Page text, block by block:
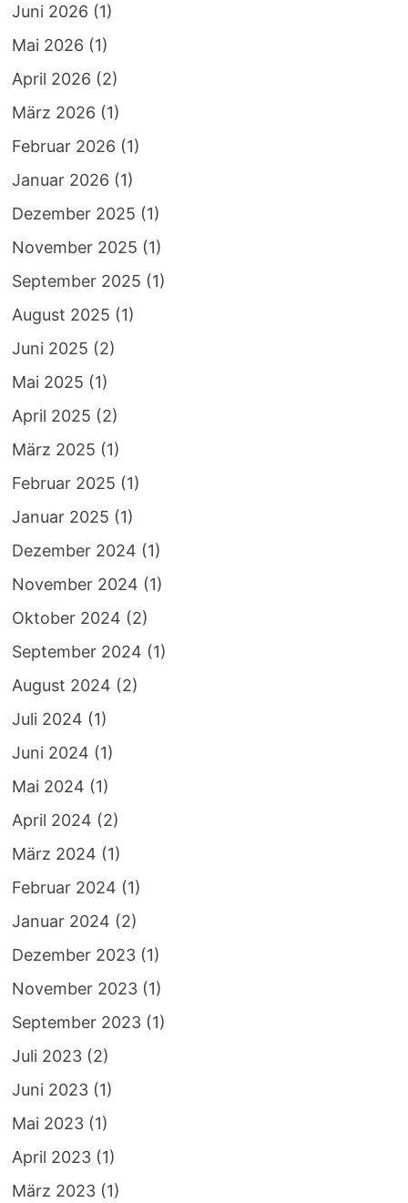
Juni 2026 (1)
Mai 2026 (1)
April 2026 (2)
März 2026 (1)
Februar 2026 (1)
Januar 2026 (1)
Dezember 2025 (1)
November 2025 (1)
September 2025 (1)
August 2025 (1)
Juni 2025 (2)
Mai 2025 (1)
April 2025 (2)
März 2025 (1)
Februar 2025 (1)
Januar 2025 (1)
Dezember 2024 (1)
November 2024 (1)
Oktober 2024 (2)
September 2024 (1)
August 2024 (2)
Juli 2024 (1)
Juni 2024 (1)
Mai 2024 (1)
April 2024 (2)
März 2024 (1)
Februar 2024 (1)
Januar 2024 (2)
Dezember 2023(1)
November 2023(1)
September 2023(1)
Juli 2023(2)
Juni 2023(1)
Mai 2023(1)
April 2023(1)
März 2023(1)